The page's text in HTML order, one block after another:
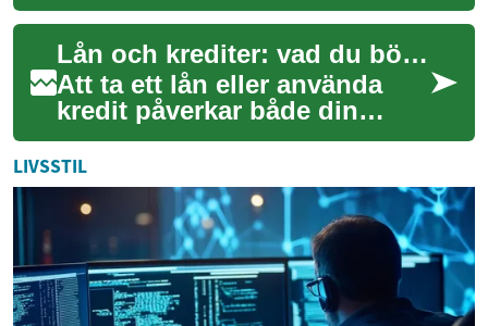
betalningar, göra köp online
och få viss...
Lån och krediter: vad du bör veta om villkor och kostnader
Att ta ett lån eller använda
kredit påverkar både din
ekonomi och dina möjligheter
att hantera oförutsedda
utgifter. ...
LIVSSTIL